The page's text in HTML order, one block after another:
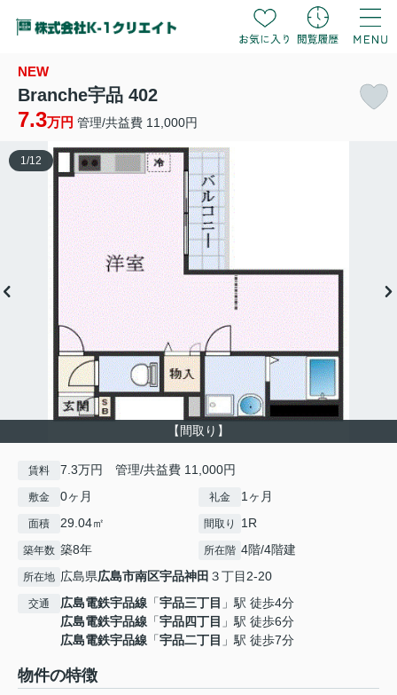
NEW
Branche宇品 402
7.3万円 管理/共益費 11,000円
【間取り】
1 /12
賃料 7.3万円 管理/共益費 11,000円
敷金 0ヶ月 礼金 1ヶ月
面積 29.04㎡ 間取り 1R
築年数 築8年 所在階 4階/4階建
所在地 広島県広島市南区宇品神田 ３丁目2-20
交通 広島電鉄宇品線 「宇品三丁目 」駅 徒歩4分
広島電鉄宇品線 「宇品四丁目 」駅 徒歩6分
広島電鉄宇品線 「宇品二丁目 」駅 徒歩7分
物件の特徴